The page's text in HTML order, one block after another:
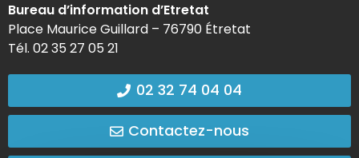
Bureau d’information d’Etretat
Place Maurice Guillard – 76790 Étretat
Tél. 02 35 27 05 21
02 32 74 04 04
Contactez-nous